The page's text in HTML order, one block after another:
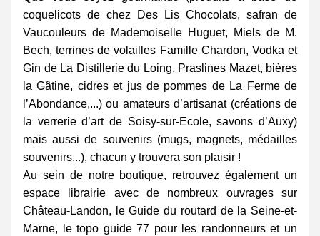
coquelicots de chez Des Lis Chocolats, safran de
Vaucouleurs de Mademoiselle Huguet, Miels de M.
Bech, terrines de volailles Famille Chardon, Vodka et
Gin de La Distillerie du Loing, Praslines Mazet, bières
la Gâtine, cidres et jus de pommes de La Ferme de
l’Abondance,...) ou amateurs d’artisanat (créations de
la verrerie d’art de Soisy-sur-Ecole, savons d’Auxy)
mais aussi de souvenirs (mugs, magnets, médailles
souvenirs...), chacun y trouvera son plaisir !
Au sein de notre boutique, retrouvez également un
espace librairie avec de nombreux ouvrages sur
Château-Landon, le Guide du routard de la Seine-et-
Marne, le topo guide 77 pour les randonneurs et un